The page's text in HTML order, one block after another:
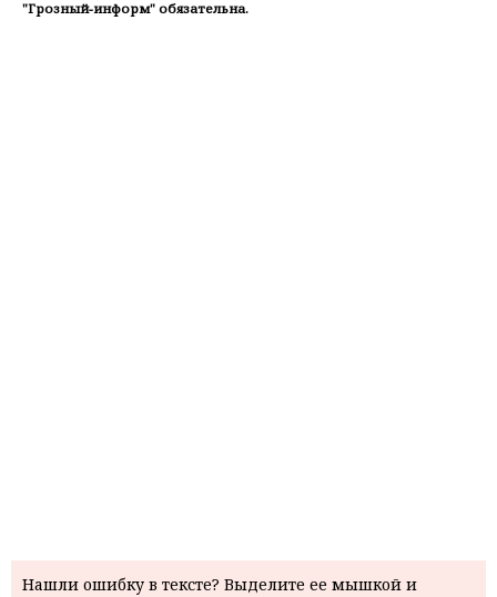
"Грозный-информ" обязательна.
Нашли ошибку в тексте? Выделите ее мышкой и